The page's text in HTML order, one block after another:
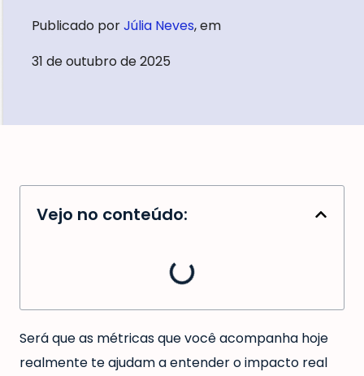
Publicado porJúlia Neves, em
31 de outubro de 2025
Vejo no conteúdo:
Será que as métricas que você acompanha hoje
realmente te ajudam a entender o impacto real